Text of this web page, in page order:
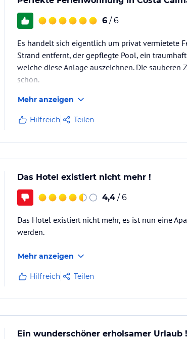
6 / 6
Es handelt sich eigentlich um privat vermietete
Strand entfernt, der gepflegte Pool, ein
welche diese Anlage auszeichnen. Die
schön.
Ein perfektes Preis- / Leisungsverhältnis. Über
Mehr anzeigen
Hilfreich Teilen
Das Hotel existiert nicht mehr !
4,4 / 6
Das Hotel existiert nicht mehr, es ist nun eine
werden.
Mehr anzeigen
Hilfreich Teilen
Ein wunderschöner erholsamer Urlaub !